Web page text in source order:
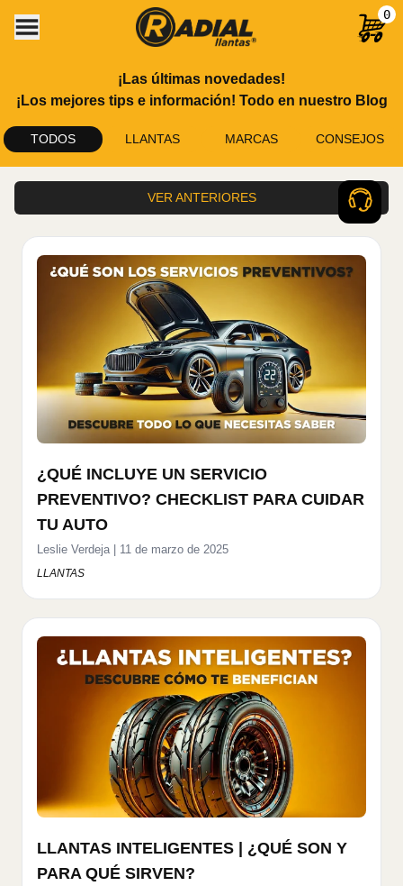
0
¡Las últimas novedades!
¡Los mejores tips e información! Todo en nuestro Blog
TODOS LLANTAS MARCAS CONSEJOS
VER ANTERIORES
¿QUÉ INCLUYE UN SERVICIO
PREVENTIVO? CHECKLIST PARA CUIDAR
TU AUTO
Leslie Verdeja| 11 de marzo de 2025
LLANTAS
LLANTAS INTELIGENTES | ¿QUÉ SON Y
PARA QUÉ SIRVEN?